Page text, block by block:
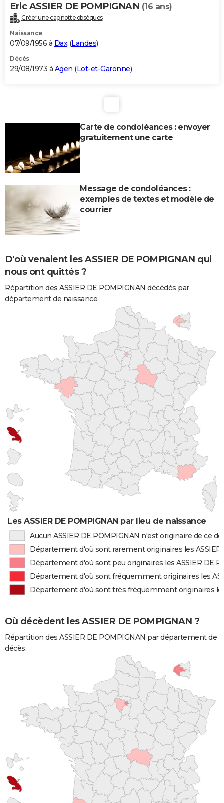
Eric ASSIER DE POMPIGNAN (16 ans)
Créer une cagnotte obsèques
Naissance
07/09/1956 à Dax(Landes)
Décès
29/08/1973 à Agen (Lot-et-Garonne)
1
Carte de condoléances : envoyer
gratuitement une carte
Message de condoléances :
exemples de textes et modèle de
courrier
D'où venaient les ASSIER DE POMPIGNAN qui
nous ont quittés ?
Répartition des ASSIER DE POMPIGNAN décédés par
département de naissance.
Les ASSIER DE POMPIGNAN par lieu de naissance
Aucun ASSIER DE POMPIGNAN n'est originaire de ce
Département d'où sont rarement originaires les ASSIER
Département d'où sont peu originaires les ASSIER DE
Département d'où sont fréquemment originaires les
Département d'où sont très fréquemment originaires
Où décèdent les ASSIER DE POMPIGNAN ?
Répartition des ASSIER DE POMPIGNAN par département de
décès.